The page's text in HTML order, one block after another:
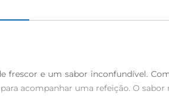
e um sabor inconfundível.
acompanhar uma refeição. O